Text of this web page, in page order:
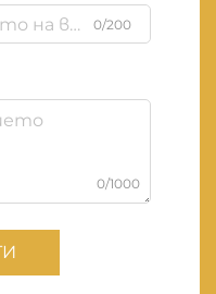
0/200
0/1000